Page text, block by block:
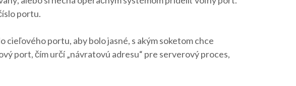
portu.
portu, aby bolo jasné, s akým soketom chce
port, čím určí „návratovú adresu“ pre serverový proces,